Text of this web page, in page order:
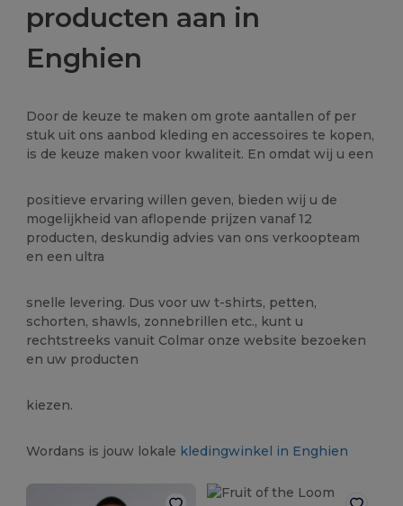
producten aan in
Enghien
Door de keuze te maken om grote aantallen of per
stuk uit ons aanbod kleding en accessoires te kopen,
is de keuze maken voor kwaliteit. En omdat wij u een
positieve ervaring willen geven, bieden wij u de
mogelijkheid van aflopende prijzen vanaf 12
producten, deskundig advies van ons verkoopteam
en een ultra
snelle levering. Dus voor uw t-shirts, petten,
schorten, shawls, zonnebrillen etc., kunt u
rechtstreeks vanuit Colmar onze website bezoeken
en uw producten
kiezen.
Wordans is jouw lokale kledingwinkel in Enghien